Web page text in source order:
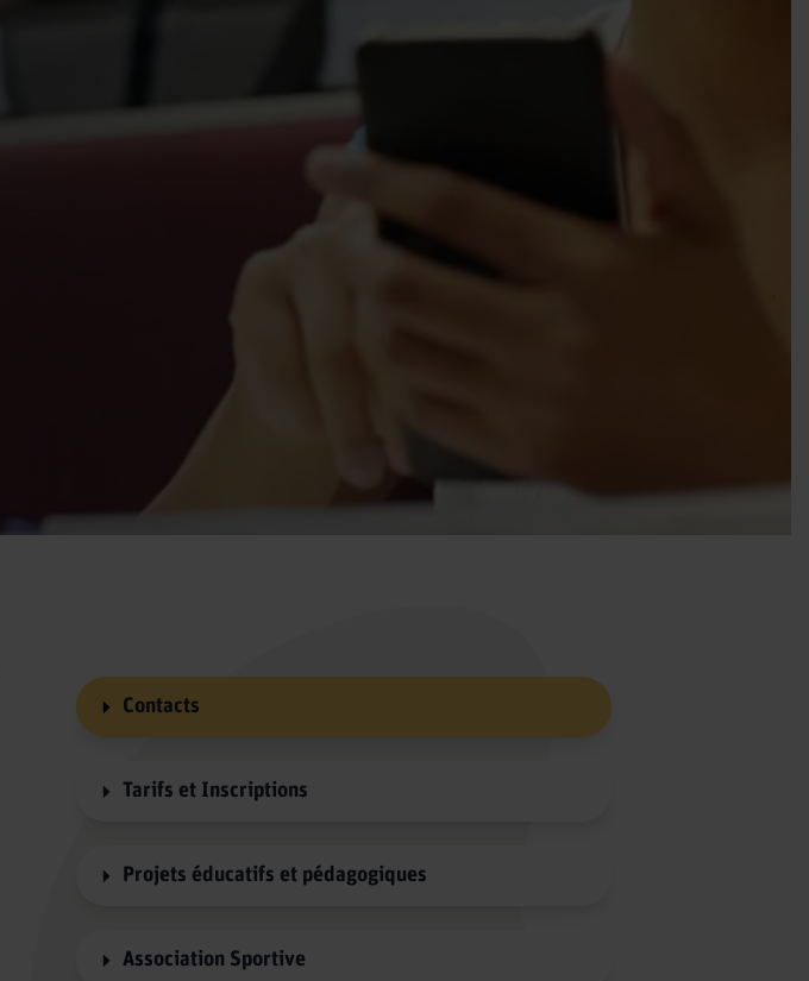
Contacts
Tarifs et Inscriptions
Projets éducatifs et pédagogiques
Association Sportive